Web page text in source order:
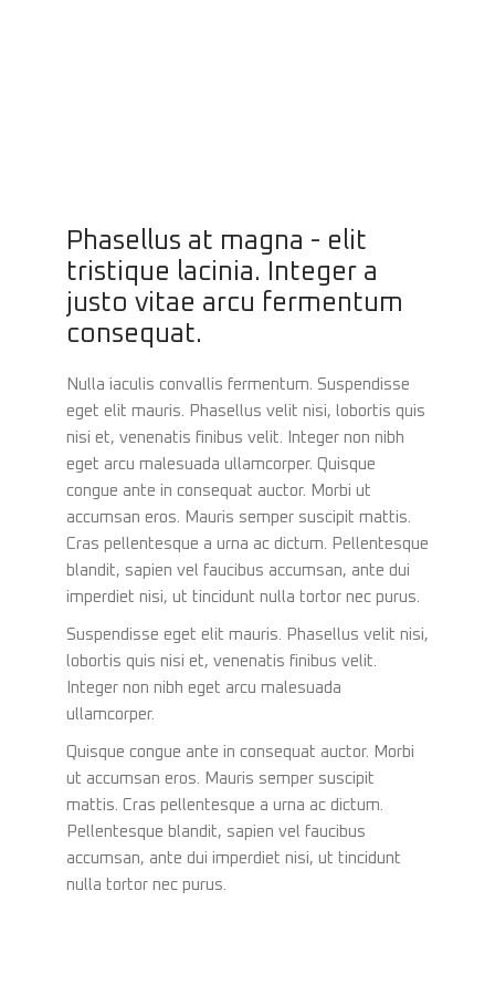
Phasellus at magna - elit
tristique lacinia. Integer a
justo vitae arcu fermentum
consequat.
Nulla iaculis convallis fermentum. Suspendisse
eget elit mauris. Phasellus velit nisi, lobortis quis
nisi et, venenatis finibus velit. Integer non nibh
eget arcu malesuada ullamcorper. Quisque
congue ante in consequat auctor. Morbi ut
accumsan eros. Mauris semper suscipit mattis.
Cras pellentesque a urna ac dictum. Pellentesque
blandit, sapien vel faucibus accumsan, ante dui
imperdiet nisi, ut tincidunt nulla tortor nec purus.
Suspendisse eget elit mauris. Phasellus velit nisi,
lobortis quis nisi et, venenatis finibus velit.
Integer non nibh eget arcu malesuada
ullamcorper.
Quisque congue ante in consequat auctor. Morbi
ut accumsan eros. Mauris semper suscipit
mattis. Cras pellentesque a urna ac dictum.
Pellentesque blandit, sapien vel faucibus
accumsan, ante dui imperdiet nisi, ut tincidunt
nulla tortor nec purus.